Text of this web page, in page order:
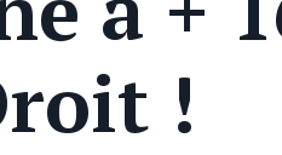
!